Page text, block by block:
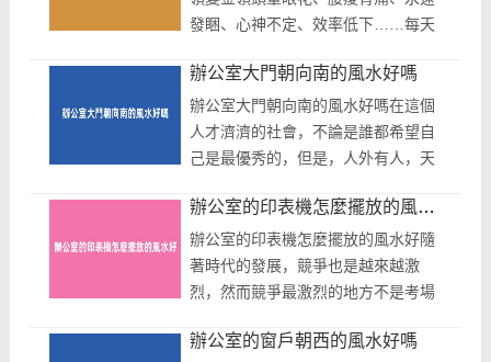
發睏、心神不定、效率低下……每天
否也在為這樣的症狀而困擾呢？也許
在...
辦公室大門朝向南的風水好嗎
辦公室大門朝向南的風水好嗎在這個
人才濟濟的社會，不論是誰都希望自
己是最優秀的，但是，人外有人，天
不是所有的人每天都加班加點就可以
讓...
辦公室的印表機怎麼擺放的風水好
辦公室的印表機怎麼擺放的風水好隨
著時代的發展，競爭也是越來越激
烈，然而競爭最激烈的地方不是考場
有一半的時間都是在辦公室度過的，
辦公室的窗戶朝西的風水好嗎